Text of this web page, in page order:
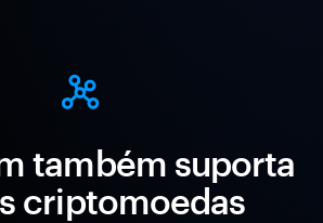
também suporta
criptomoedas